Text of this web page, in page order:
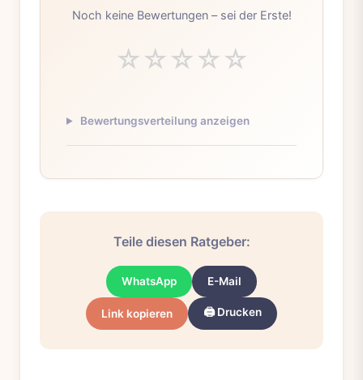
Noch keine Bewertungen – sei der Erste!
☆☆☆☆☆
Bewertungsverteilung anzeigen
Teile diesen Ratgeber:
WhatsApp E-Mail
Link kopieren 🖨️ Drucken